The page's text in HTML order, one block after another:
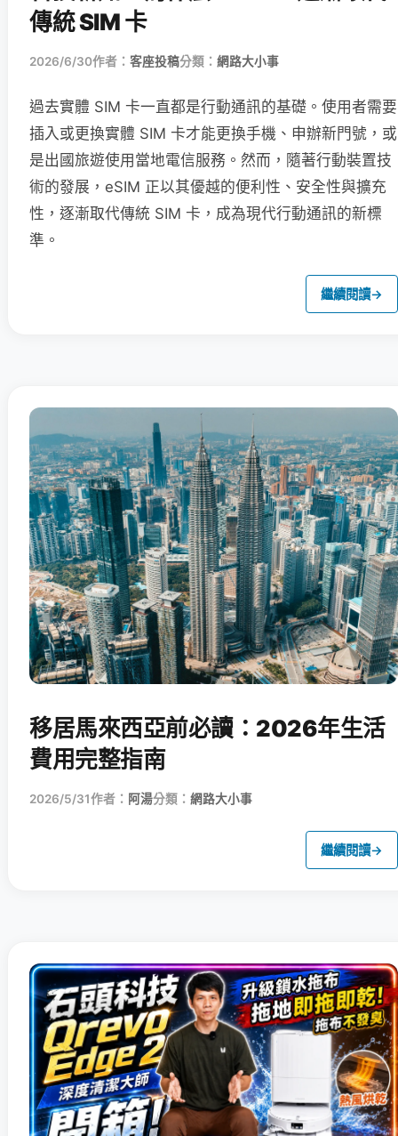
傳統 SIM 卡
2026/6/30作者： 客座投稿分類： 網路大小事
過去實體 SIM 卡一直都是行動通訊的基礎。使用者需要
插入或更換實體 SIM 卡才能更換手機、申辦新門號，或
是出國旅遊使用當地電信服務。然而，隨著行動裝置技
術的發展，eSIM 正以其優越的便利性、安全性與擴充
性，逐漸取代傳統 SIM 卡，成為現代行動通訊的新標
準。
繼續閱讀→
移居馬來西亞前必讀：2026年生活
費用完整指南
2026/5/31作者： 阿湯分類： 網路大小事
繼續閱讀→